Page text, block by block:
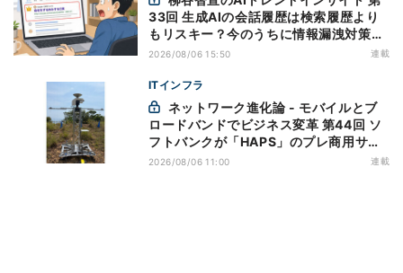
33回 生成AIの会話履歴は検索履歴より
もリスキー？今のうちに情報漏洩対策を
万全にしておこう
2026/08/06 15:50 連載
ITインフラ
ロードバンドでビジネス変革 第44回 ソ
フトバンクが「HAPS」のプレ商用サー
ビス開始を表明、本格的な商用展開のめ
2026/08/06 11:00 連載